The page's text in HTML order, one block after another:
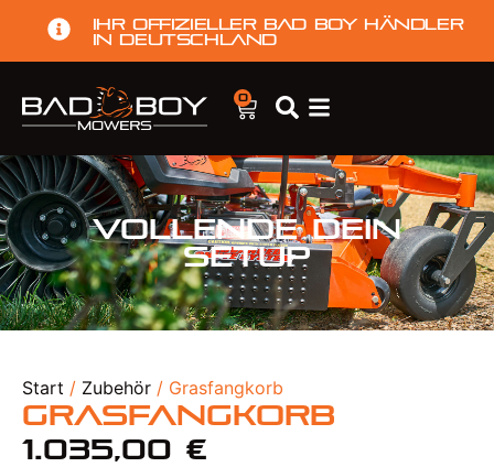
Ihr offizieller Bad Boy Händler
in Deutschland
0
Vollende dein
Setup
Start / Zubehör / Grasfangkorb
Grasfangkorb
1.035,00 €